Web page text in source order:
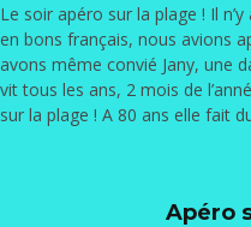
Le soir apéro sur la plage ! Il
en bons français, nous avions
avons même convié Jany, une
vit tous les ans, 2 mois de
sur la plage ! A 80 ans elle fait
Apéro